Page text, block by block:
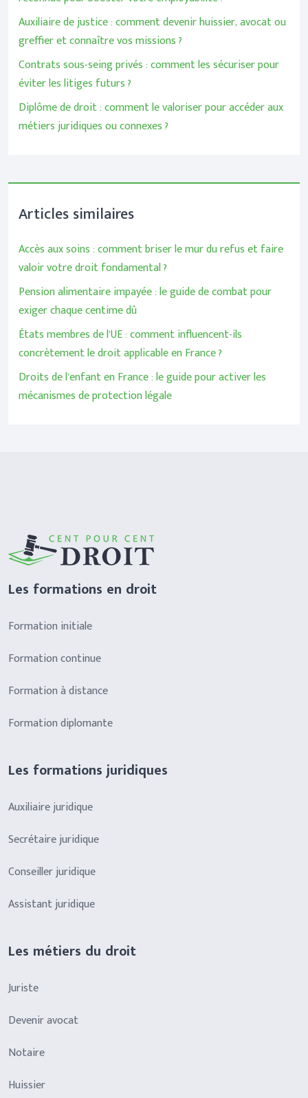
Auxiliaire de justice : comment devenir huissier, avocat ou
greffier et connaître vos missions ?
Contrats sous-seing privés : comment les sécuriser pour
éviter les litiges futurs ?
Diplôme de droit : comment le valoriser pour accéder aux
métiers juridiques ou connexes ?
Articles similaires
Accès aux soins : comment briser le mur du refus et faire
valoir votre droit fondamental ?
Pension alimentaire impayée : le guide de combat pour
exiger chaque centime dû
États membres de l’UE : comment influencent-ils
concrètement le droit applicable en France ?
Droits de l’enfant en France : le guide pour activer les
mécanismes de protection légale
Les formations en droit
Formation initiale
Formation continue
Formation à distance
Formation diplomante
Les formations juridiques
Auxiliaire juridique
Secrétaire juridique
Conseiller juridique
Assistant juridique
Les métiers du droit
Juriste
Devenir avocat
Notaire
Huissier